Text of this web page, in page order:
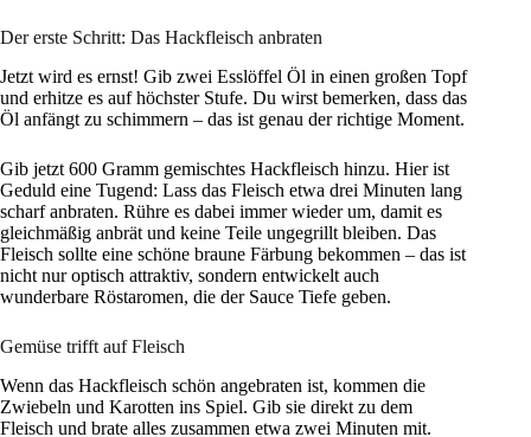
Der erste Schritt: Das Hackfleisch anbraten
Jetzt wird es ernst! Gib zwei Esslöffel Öl in einen großen Topf
und erhitze es auf höchster Stufe. Du wirst bemerken, dass das
Öl anfängt zu schimmern – das ist genau der richtige Moment.
Gib jetzt 600 Gramm gemischtes Hackfleisch hinzu. Hier ist
Geduld eine Tugend: Lass das Fleisch etwa drei Minuten lang
scharf anbraten. Rühre es dabei immer wieder um, damit es
gleichmäßig anbrät und keine Teile ungegrillt bleiben. Das
Fleisch sollte eine schöne braune Färbung bekommen – das ist
nicht nur optisch attraktiv, sondern entwickelt auch
wunderbare Röstaromen, die der Sauce Tiefe geben.
Gemüse trifft auf Fleisch
Wenn das Hackfleisch schön angebraten ist, kommen die
Zwiebeln und Karotten ins Spiel. Gib sie direkt zu dem
Fleisch und brate alles zusammen etwa zwei Minuten mit.